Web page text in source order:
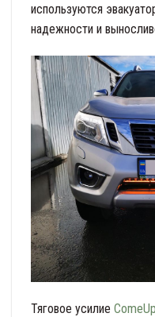
используются
надежности и
Тяговое усилие